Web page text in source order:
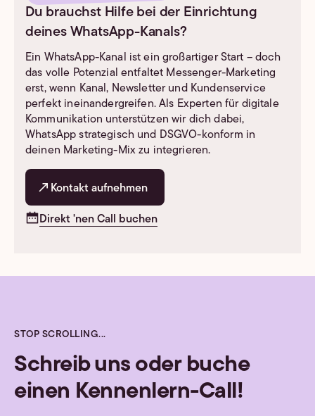
Du brauchst Hilfe bei der Einrichtung
deines WhatsApp-Kanals?
Ein WhatsApp-Kanal ist ein großartiger Start – doch
das volle Potenzial entfaltet Messenger-Marketing
erst, wenn Kanal, Newsletter und Kundenservice
perfekt ineinandergreifen. Als Experten für digitale
Kommunikation unterstützen wir dich dabei,
WhatsApp strategisch und DSGVO-konform in
deinen Marketing-Mix zu integrieren.
Kontakt aufnehmen
Direkt 'nen Call buchen
STOP SCROLLING...
Schreib uns oder buche
einen Kennenlern-Call!